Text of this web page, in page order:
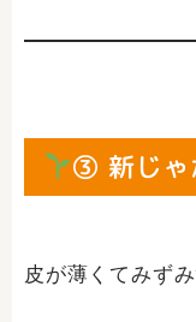
③ 新じゃ
皮が薄くてみず